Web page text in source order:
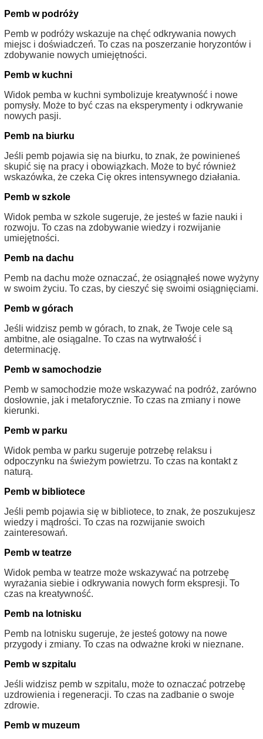
Pemb w podróży
Pemb w podróży wskazuje na chęć odkrywania nowych
miejsc i doświadczeń. To czas na poszerzanie horyzontów i
zdobywanie nowych umiejętności.
Pemb w kuchni
Widok pemba w kuchni symbolizuje kreatywność i nowe
pomysły. Może to być czas na eksperymenty i odkrywanie
nowych pasji.
Pemb na biurku
Jeśli pemb pojawia się na biurku, to znak, że powinieneś
skupić się na pracy i obowiązkach. Może to być również
wskazówka, że czeka Cię okres intensywnego działania.
Pemb w szkole
Widok pemba w szkole sugeruje, że jesteś w fazie nauki i
rozwoju. To czas na zdobywanie wiedzy i rozwijanie
umiejętności.
Pemb na dachu
Pemb na dachu może oznaczać, że osiągnąłeś nowe wyżyny
w swoim życiu. To czas, by cieszyć się swoimi osiągnięciami.
Pemb w górach
Jeśli widzisz pemb w górach, to znak, że Twoje cele są
ambitne, ale osiągalne. To czas na wytrwałość i
determinację.
Pemb w samochodzie
Pemb w samochodzie może wskazywać na podróż, zarówno
dosłownie, jak i metaforycznie. To czas na zmiany i nowe
kierunki.
Pemb w parku
Widok pemba w parku sugeruje potrzebę relaksu i
odpoczynku na świeżym powietrzu. To czas na kontakt z
naturą.
Pemb w bibliotece
Jeśli pemb pojawia się w bibliotece, to znak, że poszukujesz
wiedzy i mądrości. To czas na rozwijanie swoich
zainteresowań.
Pemb w teatrze
Widok pemba w teatrze może wskazywać na potrzebę
wyrażania siebie i odkrywania nowych form ekspresji. To
czas na kreatywność.
Pemb na lotnisku
Pemb na lotnisku sugeruje, że jesteś gotowy na nowe
przygody i zmiany. To czas na odważne kroki w nieznane.
Pemb w szpitalu
Jeśli widzisz pemb w szpitalu, może to oznaczać potrzebę
uzdrowienia i regeneracji. To czas na zadbanie o swoje
zdrowie.
Pemb w muzeum